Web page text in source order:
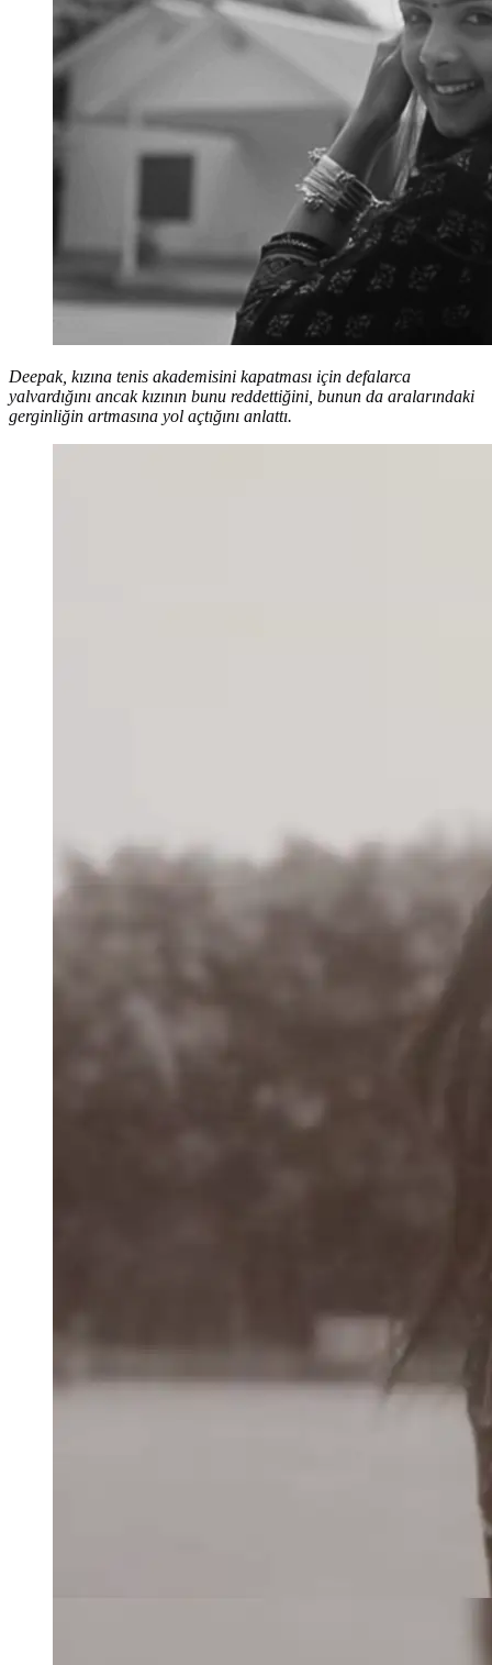
Deepak, kızına tenis akademisini kapatması için defalarca
yalvardığını ancak kızının bunu reddettiğini, bunun da aralarındaki
gerginliğin artmasına yol açtığını anlattı.